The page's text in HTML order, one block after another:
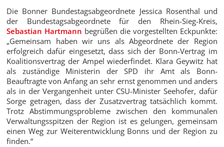
Die Bonner Bundestagsabgeordnete Jessica Rosenthal und
der Bundestagsabgeordnete für den Rhein-Sieg-Kreis,
Sebastian Hartmann begrüßen die vorgestellten Eckpunkte:
„Gemeinsam haben wir uns als Abgeordnete der Region
erfolgreich dafür eingesetzt, dass sich der Bonn-Vertrag im
Koalitionsvertrag der Ampel wiederfindet. Klara Geywitz hat
als zuständige Ministerin der SPD ihr Amt als Bonn-
Beauftragte von Anfang an sehr ernst genommen und anders
als in der Vergangenheit unter CSU-Minister Seehofer, dafür
Sorge getragen, dass der Zusatzvertrag tatsächlich kommt.
Trotz Abstimmungsprobleme zwischen den kommunalen
Verwaltungsspitzen der Region ist es gelungen, gemeinsam
einen Weg zur Weiterentwicklung Bonns und der Region zu
finden.“